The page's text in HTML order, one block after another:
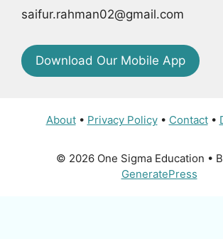
saifur.rahman02@gmail.com
Download Our Mobile App
About• Privacy Policy• Contact•
© 2026 One Sigma Education •
GeneratePress